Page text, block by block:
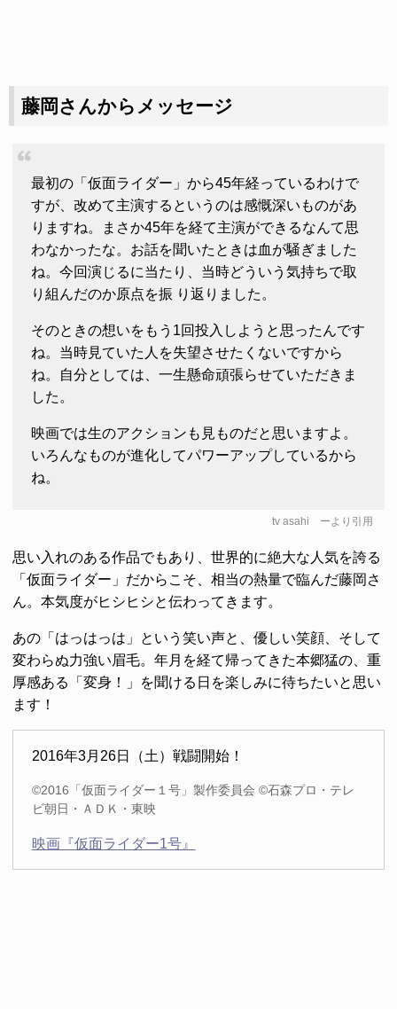
藤岡さんからメッセージ
最初の「仮面ライダー」から45年経っているわけで
すが、改めて主演するというのは感慨深いものがあ
りますね。まさか45年を経て主演ができるなんて思
わなかったな。お話を聞いたときは血が騒ぎました
ね。今回演じるに当たり、当時どういう気持ちで取
り組んだのか原点を振 り返りました。
そのときの想いをもう1回投入しようと思ったんです
ね。当時見ていた人を失望させたくないですから
ね。自分としては、一生懸命頑張らせていただきま
した。
映画では生のアクションも見ものだと思いますよ。
いろんなものが進化してパワーアップしているから
ね。
tv asahi ーより引用
思い入れのある作品でもあり、世界的に絶大な人気を誇る
「仮面ライダー」だからこそ、相当の熱量で臨んだ藤岡さ
ん。本気度がヒシヒシと伝わってきます。
あの「はっはっは」という笑い声と、優しい笑顔、そして
変わらぬ力強い眉毛。年月を経て帰ってきた本郷猛の、重
厚感ある「変身！」を聞ける日を楽しみに待ちたいと思い
ます！
2016年3月26日（土）戦闘開始！
©2016「仮面ライダー１号」製作委員会 ©石森プロ・テレ
ビ朝日・ＡＤＫ・東映
映画『仮面ライダー1号』